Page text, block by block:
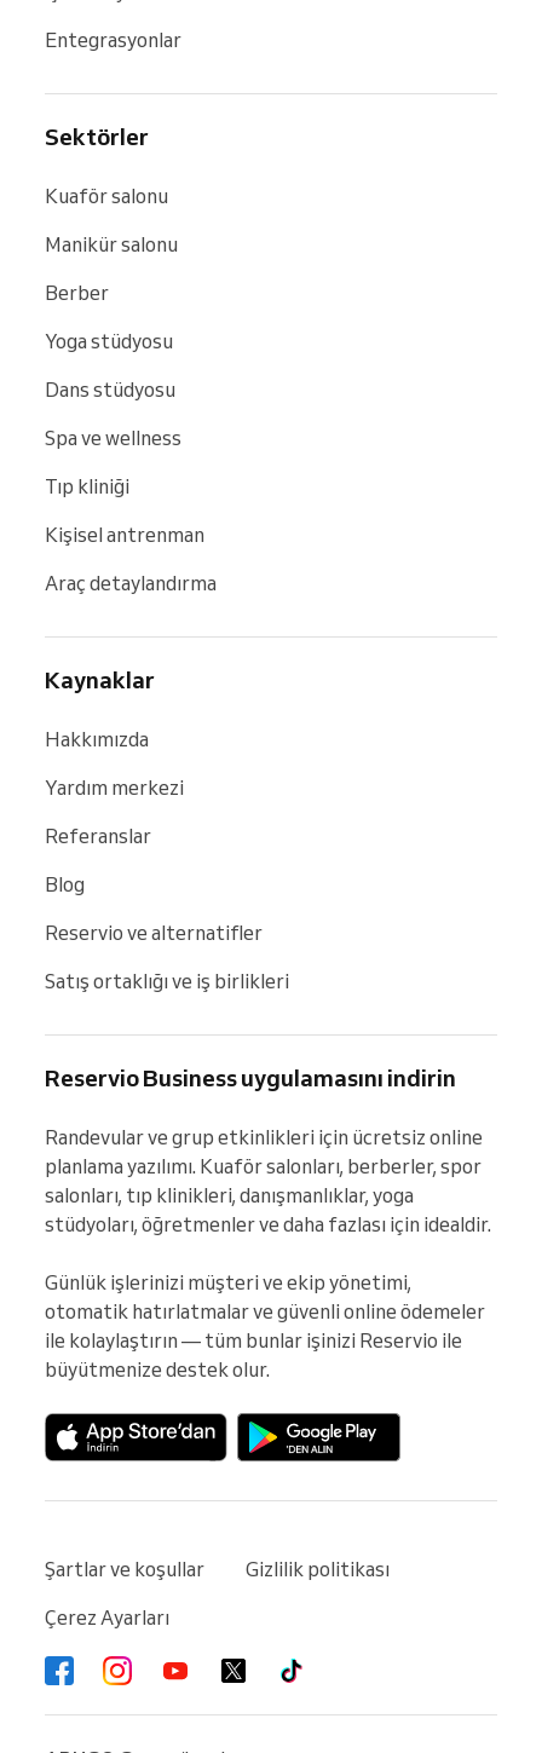
Entegrasyonlar
Sektörler
Kuaför salonu
Manikür salonu
Berber
Yoga stüdyosu
Dans stüdyosu
Spa ve wellness
Tıp kliniği
Kişisel antrenman
Araç detaylandırma
Kaynaklar
Hakkımızda
Yardım merkezi
Referanslar
Blog
Reservio ve alternatifler
Satış ortaklığı ve iş birlikleri
Reservio Business uygulamasını indirin
Randevular ve grup etkinlikleri için ücretsiz online
planlama yazılımı. Kuaför salonları, berberler, spor
salonları, tıp klinikleri, danışmanlıklar, yoga
stüdyoları, öğretmenler ve daha fazlası için idealdir.
Günlük işlerinizi müşteri ve ekip yönetimi,
otomatik hatırlatmalar ve güvenli online ödemeler
ile kolaylaştırın — tüm bunlar işinizi Reservio ile
büyütmenize destek olur.
Şartlar ve koşullar
Gizlilik politikası
Çerez Ayarları